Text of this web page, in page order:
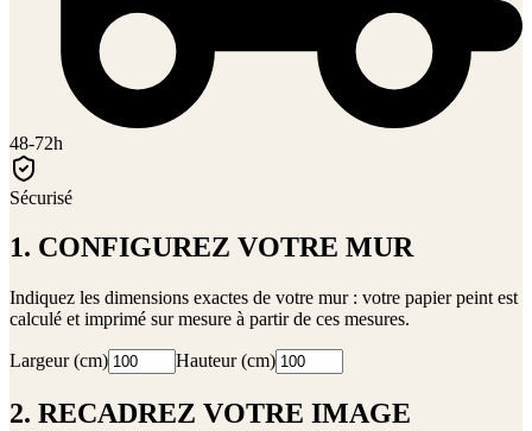
48-72h
Sécurisé
1. CONFIGUREZ VOTRE MUR
Indiquez les dimensions exactes de votre mur : votre papier peint est
calculé et imprimé sur mesure à partir de ces mesures.
Largeur (cm) Hauteur (cm)
2. RECADREZ VOTRE IMAGE